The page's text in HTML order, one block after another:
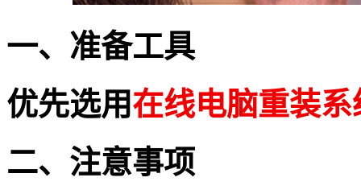
一、准备工具
优先选用在线电脑重装系
二、注意事项